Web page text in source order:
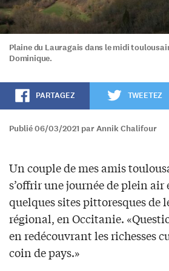
Plaine du Lauragais dans le midi
Dominique.
PARTAGEZ TWEETEZ
Publié 06/03/2021 par Annik Chalifour
Un couple de mes amis
s’offrir une journée de plein
quelques sites pittoresques de
régional, en Occitanie.
en redécouvrant les richesses
coin de pays.»